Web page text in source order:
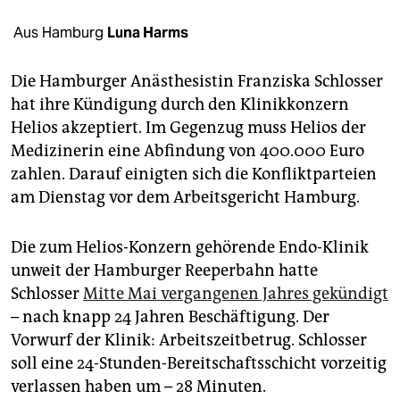
fragen & hilfe
abo
genossenschaft
epaper login
Aus Hamburg Luna Harms
Die Hamburger Anästhesistin Franziska Schlosser
hat ihre Kündigung durch den Klinikkonzern
Helios akzeptiert. Im Gegenzug muss Helios der
Medizinerin eine Abfindung von 400.000 Euro
zahlen. Darauf einigten sich die Konfliktparteien
am Dienstag vor dem Arbeitsgericht Hamburg.
Die zum Helios-Konzern gehörende Endo-Klinik
unweit der Hamburger Reeperbahn hatte
SchlosserMitte Mai vergangenen Jahres gekündigt
– nach knapp 24 Jahren Beschäftigung. Der
Vorwurf der Klinik: Arbeitszeitbetrug. Schlosser
soll eine 24-Stunden-Bereitschaftsschicht vorzeitig
verlassen haben um – 28 Minuten.